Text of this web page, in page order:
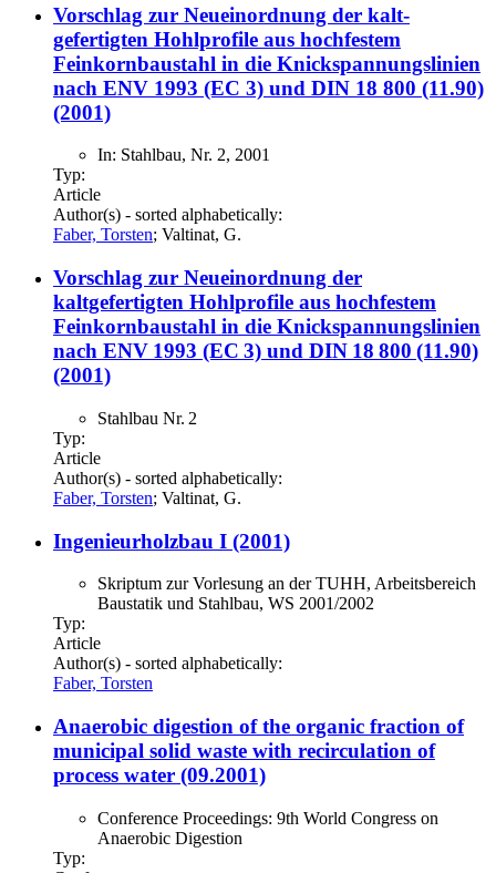
Vorschlag zur Neueinordnung der kalt-
gefertigten Hohlprofile aus hochfestem
Feinkornbaustahl in die Knickspannungslinien
nach ENV 1993 (EC 3) und DIN 18 800 (11.90)
(2001)
In: Stahlbau, Nr. 2, 2001
Typ:
Article
Author(s) - sorted alphabetically:
Faber, Torsten; Valtinat, G.
Vorschlag zur Neueinordnung der
kaltgefertigten Hohlprofile aus hochfestem
Feinkornbaustahl in die Knickspannungslinien
nach ENV 1993 (EC 3) und DIN 18 800 (11.90)
(2001)
Stahlbau Nr. 2
Typ:
Article
Author(s) - sorted alphabetically:
Faber, Torsten; Valtinat, G.
Ingenieurholzbau I (2001)
Skriptum zur Vorlesung an der TUHH, Arbeitsbereich
Baustatik und Stahlbau, WS 2001/2002
Typ:
Article
Author(s) - sorted alphabetically:
Faber, Torsten
Anaerobic digestion of the organic fraction of
municipal solid waste with recirculation of
process water (09.2001)
Conference Proceedings: 9th World Congress on
Anaerobic Digestion
Typ: